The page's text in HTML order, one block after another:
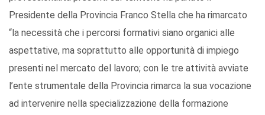
Presidente della Provincia Franco Stella che ha rimarcato
“la necessità che i percorsi formativi siano organici alle
aspettative, ma soprattutto alle opportunità di impiego
presenti nel mercato del lavoro; con le tre attività avviate
l’ente strumentale della Provincia rimarca la sua vocazione
ad intervenire nella specializzazione della formazione